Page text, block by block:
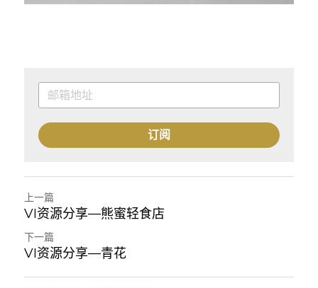
订阅
上一篇
VI资源分享—熊蜜轻食店
下一篇
VI资源分享—青花